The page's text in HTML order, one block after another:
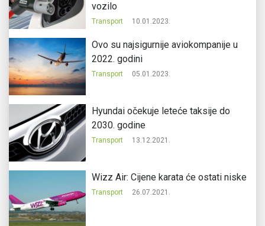
vozilo
Transport 10.01.2023.
Ovo su najsigurnije aviokompanije u
2022. godini
Transport 05.01.2023.
Hyundai očekuje leteće taksije do
2030. godine
Transport 13.12.2021.
Wizz Air: Cijene karata će ostati niske
Transport 26.07.2021.